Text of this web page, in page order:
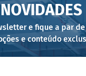
e fique a par
e conteúdo